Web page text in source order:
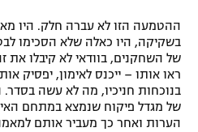
ההטמעה הזו לא עברה חלק. היו
בשקיקה, היו כאלה שלא הסכימו
של השחקנים, בוודאי לא קיבלו
ראו אותו – ייכנס לאימון, יפסיק
בנוכחות חניכיו, מה לא עשה בסדר.
של מגדל פיקוח שנמצא במתחם
הערות ואחר כך מעביר אותם